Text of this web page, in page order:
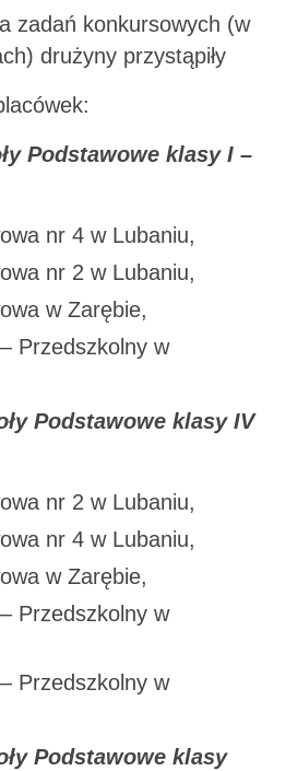
zadań konkursowych (w
drużyny przystąpiły
Podstawowe klasy I –
nr 4 w Lubaniu,
nr 2 w Lubaniu,
w Zarębie,
Przedszkolny w
Podstawowe klasy IV
nr 2 w Lubaniu,
nr 4 w Lubaniu,
w Zarębie,
Przedszkolny w
Przedszkolny w
Podstawowe klasy